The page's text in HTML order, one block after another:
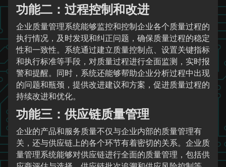
功能二：过程控制和改进
企业质量管理系统能够监控和控制企业各个质量过程的
执行情况，及时发现和纠正问题，确保质量过程的稳定
性和一致性。系统通过建立质量控制点、设置关键指标
和执行标准等手段，对质量过程进行全面监测，实时报
警和提醒。同时，系统还能够帮助企业分析过程中出现
的问题和瓶颈，提供改进建议和方案，促进质量过程的
持续改进和优化。
功能三：供应链质量管理
企业的产品和服务质量不仅与企业内部的质量管理有
关，还与供应链上的各个环节有着密切的关系。企业质
量管理系统能够对供应链进行全面的质量管理，包括供